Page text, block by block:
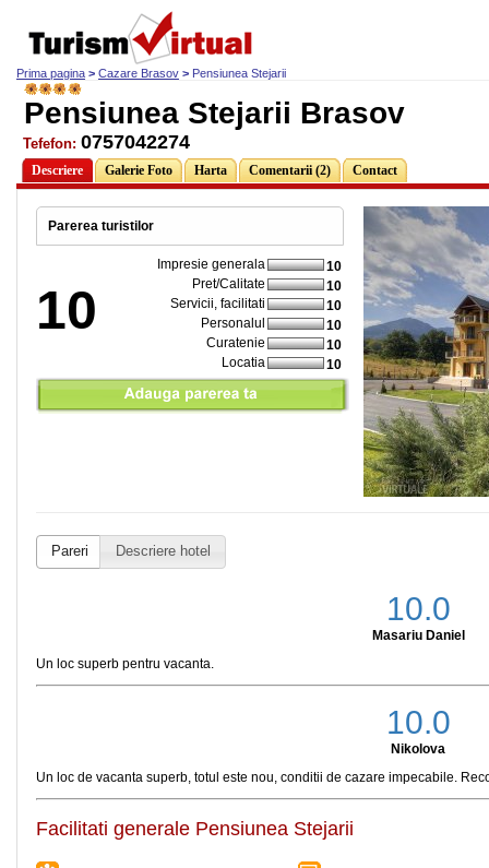
Prima pagina > Cazare Brasov > Pensiunea Stejarii
Pensiunea Stejarii Brasov
Tefefon: 0757042274
Descriere Galerie Foto Harta Comentarii (2) Contact
Parerea turistilor
10
Impresie generala
10
Pret/Calitate
10
Servicii, facilitati
10
Personalul
10
Curatenie
10
Locatia
10
Pareri Descriere hotel
10.0
Masariu Daniel
Un loc superb pentru vacanta.
10.0
Nikolova
Un loc de vacanta superb, totul este nou, conditii de cazare impecabile.
Facilitati generale Pensiunea Stejarii